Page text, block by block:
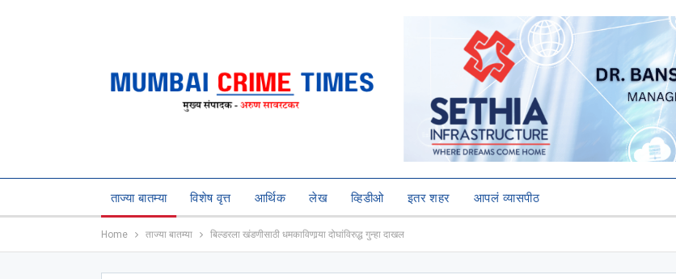
ताज्या बातम्या विशेष वृत्त आर्थिक लेख व्हिडीओ इतर शहर आपलं व्यासपीठ
Home ताज्या बातम्या बिल्डरला खंडणीसाठी धमकाविणार्‍या दोघांविरुद्ध गुन्हा दाखल